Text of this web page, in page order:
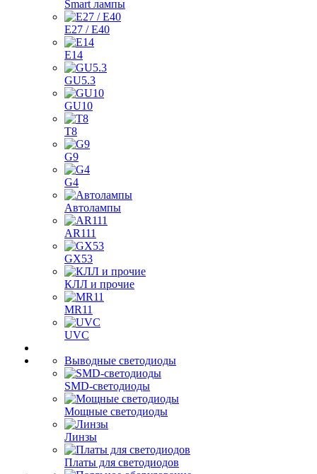
Smart лампы
E27 / E40
E14
GU5.3
GU10
T8
G9
G4
Автолампы
AR111
GX53
КЛЛ и прочие
MR11
UVC
Выводные светодиоды
SMD-светодиоды
Мощные светодиоды
Линзы
Платы для светодиодов